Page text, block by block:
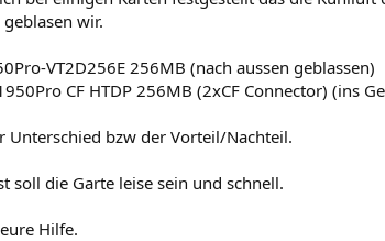
wir.
VT2D256E 256MB (nach aussen geblassen)
CF HTDP 256MB (2xCF Connector) (ins
Unterschied bzw der Vorteil/Nachteil.
soll die Garte leise sein und schnell.
Hilfe.